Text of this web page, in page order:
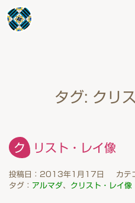
タグ: クリ
クリスト・レイ像
投稿日：2013年1月17日 カテ
タグ： アルマダ、 クリスト・レイ像